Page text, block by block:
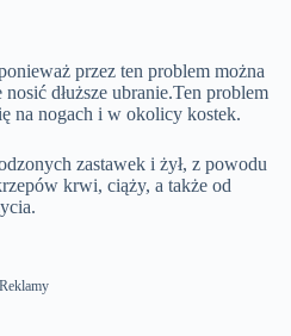
przez ten problem można
dłuższe ubranie.Ten problem
na nogach i w okolicy kostek.
zastawek i żył, z powodu
krwi, ciąży, a także od
Reklamy